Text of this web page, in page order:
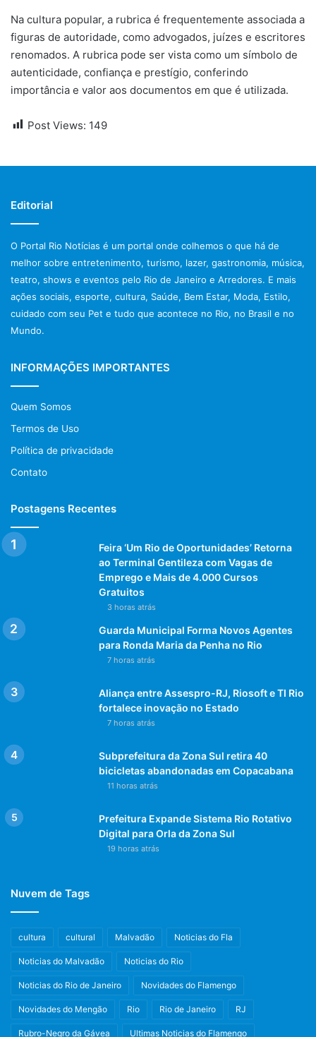
Na cultura popular, a rubrica é frequentemente associada a
figuras de autoridade, como advogados, juízes e escritores
renomados. A rubrica pode ser vista como um símbolo de
autenticidade, confiança e prestígio, conferindo
importância e valor aos documentos em que é utilizada.
Post Views: 149
Editorial
O Portal Rio Notícias é um portal onde colhemos o que há de
melhor sobre entretenimento, turismo, lazer, gastronomia, música,
teatro, shows e eventos pelo Rio de Janeiro e Arredores. E mais
ações sociais, esporte, cultura, Saúde, Bem Estar, Moda, Estilo,
cuidado com seu Pet e tudo que acontece no Rio, no Brasil e no
Mundo.
INFORMAÇÕES IMPORTANTES
Quem Somos
Termos de Uso
Política de privacidade
Contato
Postagens Recentes
Feira ‘Um Rio de Oportunidades’ Retorna
ao Terminal Gentileza com Vagas de
Emprego e Mais de 4.000 Cursos
Gratuitos
3 horas atrás
Guarda Municipal Forma Novos Agentes
para Ronda Maria da Penha no Rio
7 horas atrás
Aliança entre Assespro-RJ, Riosoft e TI Rio
fortalece inovação no Estado
7 horas atrás
Subprefeitura da Zona Sul retira 40
bicicletas abandonadas em Copacabana
11 horas atrás
Prefeitura Expande Sistema Rio Rotativo
Digital para Orla da Zona Sul
19 horas atrás
Nuvem de Tags
cultura cultural Malvadão Noticias do Fla
Noticias do Malvadão Noticias do Rio
Noticias do Rio de Janeiro Novidades do Flamengo
Novidades do Mengão Rio Rio de Janeiro RJ
Rubro-Negro da Gávea Ultimas Noticias do Flamengo